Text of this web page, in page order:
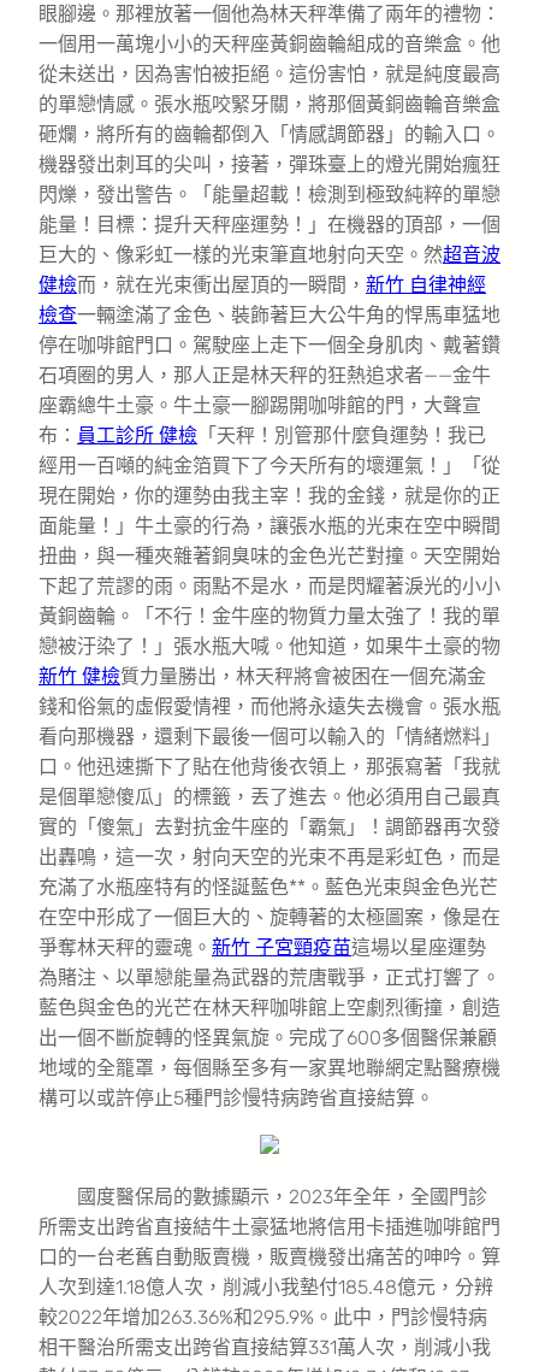
眼腳邊。那裡放著一個他為林天秤準備了兩年的禮物：
一個用一萬塊小小的天秤座黃銅齒輪組成的音樂盒。他
從未送出，因為害怕被拒絕。這份害怕，就是純度最高
的單戀情感。張水瓶咬緊牙關，將那個黃銅齒輪音樂盒
砸爛，將所有的齒輪都倒入「情感調節器」的輸入口。
機器發出刺耳的尖叫，接著，彈珠臺上的燈光開始瘋狂
閃爍，發出警告。「能量超載！檢測到極致純粹的單戀
能量！目標：提升天秤座運勢！」在機器的頂部，一個
巨大的、像彩虹一樣的光束筆直地射向天空。然超音波
健檢而，就在光束衝出屋頂的一瞬間， 新竹 自律神經
檢查一輛塗滿了金色、裝飾著巨大公牛角的悍馬車猛地
停在咖啡館門口。駕駛座上走下一個全身肌肉、戴著鑽
石項圈的男人，那人正是林天秤的狂熱追求者——金牛
座霸總牛土豪。牛土豪一腳踢開咖啡館的門，大聲宣
布： 員工診所 健檢 「天秤！別管那什麼負運勢！我已
經用一百噸的純金箔買下了今天所有的壞運氣！」「從
現在開始，你的運勢由我主宰！我的金錢，就是你的正
面能量！」牛土豪的行為，讓張水瓶的光束在空中瞬間
扭曲，與一種夾雜著銅臭味的金色光芒對撞。天空開始
下起了荒謬的雨。雨點不是水，而是閃耀著淚光的小小
黃銅齒輪。「不行！金牛座的物質力量太強了！我的單
戀被汙染了！」張水瓶大喊。他知道，如果牛土豪的物
新竹 健檢質力量勝出，林天秤將會被困在一個充滿金
錢和俗氣的虛假愛情裡，而他將永遠失去機會。張水瓶
看向那機器，還剩下最後一個可以輸入的「情緒燃料」
口。他迅速撕下了貼在他背後衣領上，那張寫著「我就
是個單戀傻瓜」的標籤，丟了進去。他必須用自己最真
實的「傻氣」去對抗金牛座的「霸氣」！調節器再次發
出轟鳴，這一次，射向天空的光束不再是彩虹色，而是
充滿了水瓶座特有的怪誕藍色**。藍色光束與金色光芒
在空中形成了一個巨大的、旋轉著的太極圖案，像是在
爭奪林天秤的靈魂。 新竹 子宮頸疫苗這場以星座運勢
為賭注、以單戀能量為武器的荒唐戰爭，正式打響了。
藍色與金色的光芒在林天秤咖啡館上空劇烈衝撞，創造
出一個不斷旋轉的怪異氣旋。完成了600多個醫保兼顧
地域的全籠罩，每個縣至多有一家異地聯網定點醫療機
構可以或許停止5種門診慢特病跨省直接結算。
國度醫保局的數據顯示，2023年全年，全國門診
所需支出跨省直接結牛土豪猛地將信用卡插進咖啡館門
口的一台老舊自動販賣機，販賣機發出痛苦的呻吟。算
人次到達1.18億人次，削減小我墊付185.48億元，分辨
較2022年增加263.36%和295.9%。此中，門診慢特病
相干醫治所需支出跨省直接結算331萬人次，削減小我